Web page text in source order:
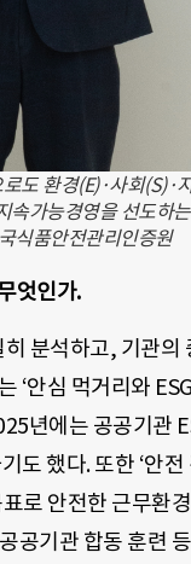
도 환경(E)·사회(S)·
속가능경영을 선도하
식품안전관리인증원
엇인가.
분석하고, 기관의
‘안심 먹거리와
년에는 공공기관
도 했다. 또한 ‘안
로 안전한 근무환
공기관 합동 훈련